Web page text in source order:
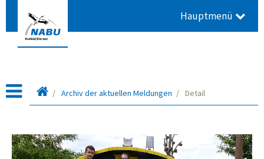
Hauptmenü
Startseite
Archiv der aktuellen Meldungen Detail